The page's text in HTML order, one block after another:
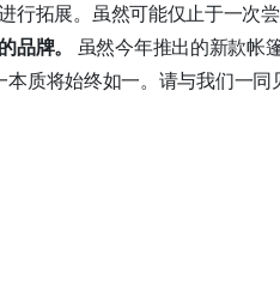
行拓展。虽然可能仅止于一次
品牌。
虽然今年推出的新款帐
质将始终如一。请与我们一